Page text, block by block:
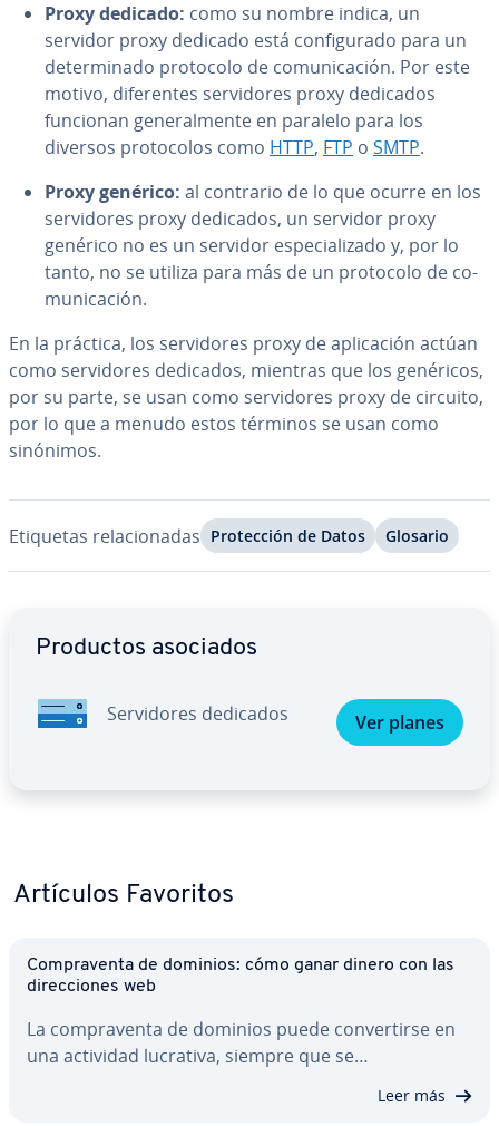
Proxy dedicado: como su nombre indica, un
servidor proxy dedicado está co­n­fi­gu­ra­do para un
de­te­r­mi­na­do protocolo de co­mu­ni­ca­ción. Por este
motivo, di­fe­re­n­tes se­r­vi­do­res proxy dedicados
funcionan ge­ne­ra­l­me­n­te en paralelo para los
diversos pro­to­co­los como HTTP, FTP o SMTP.
Proxy genérico: al contrario de lo que ocurre en los
se­r­vi­do­res proxy dedicados, un servidor proxy
genérico no es un servidor es­pe­cia­li­za­do y, por lo
tanto, no se utiliza para más de un protocolo de co­
mu­ni­ca­ción.
En la práctica, los se­r­vi­do­res proxy de apli­ca­ción actúan
como se­r­vi­do­res dedicados, mientras que los genéricos,
por su parte, se usan como se­r­vi­do­res proxy de circuito,
por lo que a menudo estos términos se usan como
sinónimos.
Etiquetas re­la­cio­na­das Pro­te­c­ción de Datos Glosario
Productos asociados
Se­r­vi­do­res dedicados Ver planes
Artículos Favoritos
Co­m­pra­ve­n­ta de dominios: cómo ganar dinero con las
di­re­c­cio­nes web
La co­m­pra­ve­n­ta de dominios puede co­n­ve­r­ti­r­se en
una actividad lucrativa, siempre que se…
Leer más